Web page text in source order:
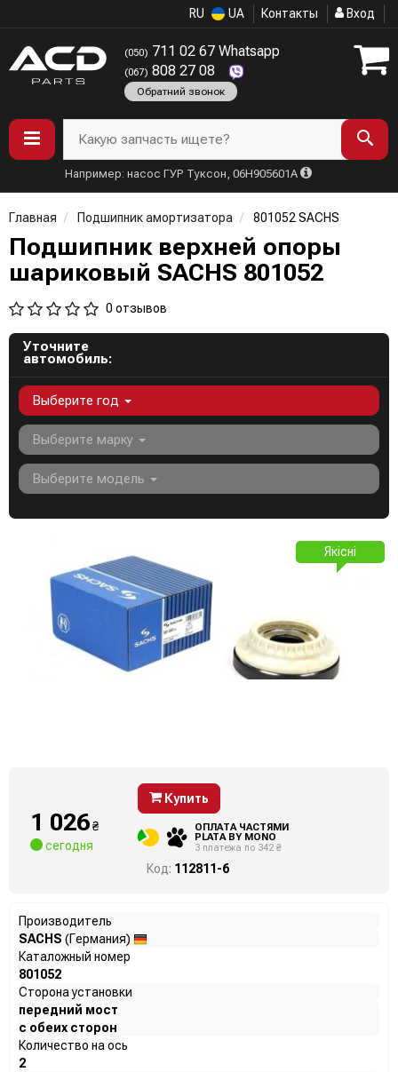
RU UA Контакты Вход
(050) 711 02 67 Whatsapp
(067) 808 27 08
Обратний звонок
Какую запчасть ищете?
Например: насос ГУР Туксон, 06H905601A
Главная Подшипник амортизатора 801052 SACHS
Подшипник верхней опоры
шариковый SACHS 801052
0 отзывов
Уточните
автомобиль:
Выберите год
Выберите марку
Выберите модель
Якісні
1 026₴
сегодня
Купить
ОПЛАТА ЧАСТЯМИ
PLATA BY MONO
3 платежа по 342 ₴
Код: 112811-6
Производитель
SACHS (Германия)
Каталожный номер
801052
Сторона установки
передний мост
с обеих сторон
Количество на ось
2